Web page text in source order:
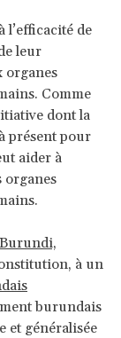
l’efficacité de
leur
organes
Comme
dont la
présent pour
aider à
organes
à un
burundais
et généralisée